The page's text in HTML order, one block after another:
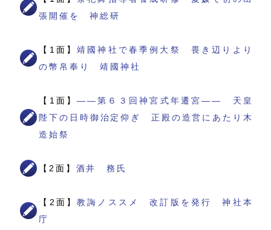
張開催を 神総研
【1面】靖國神社で春季例大祭 畏き辺りより
の幣帛奉り 靖國神社
【1面】――第６３回神宮式年遷宮―― 天皇
陛下の日時御治定仰ぎ 正殿の造営にあたり木
造始祭
【2面】 酒井 務氏
【2面】教誨ノススメ 改訂版を発行 神社本
庁